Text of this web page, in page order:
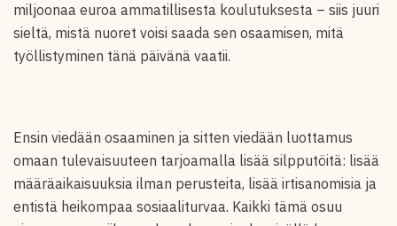
miljoonaa euroa ammatillisesta koulutuksesta – siis juuri
sieltä, mistä nuoret voisi saada sen osaamisen, mitä
työllistyminen tänä päivänä vaatii.
Ensin viedään osaaminen ja sitten viedään luottamus
omaan tulevaisuuteen tarjoamalla lisää silpputöitä: lisää
määräaikaisuuksia ilman perusteita, lisää irtisanomisia ja
entistä heikompaa sosiaaliturvaa. Kaikki tämä osuu